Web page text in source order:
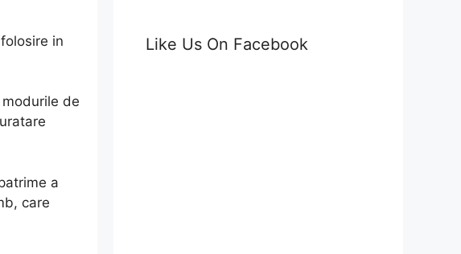
in
de
a
care
Like Us On Facebook